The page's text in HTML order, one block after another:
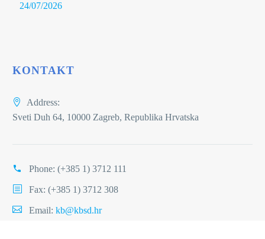
24/07/2026
KONTAKT
Address:
Sveti Duh 64, 10000 Zagreb, Republika Hrvatska
Phone: (+385 1) 3712 111
Fax: (+385 1) 3712 308
Email: kb@kbsd.hr